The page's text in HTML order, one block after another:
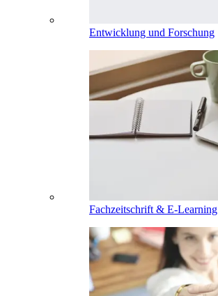
Entwicklung und Forschung
Fachzeitschrift & E-Learning